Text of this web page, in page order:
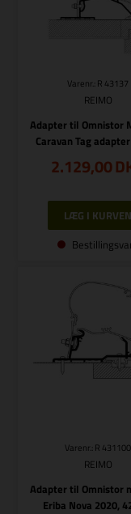
Varenr.: R 43137
REIMO
Adapter til Omnistor
Caravan Tag
2.129,00
Varenr.: R 431100
REIMO
Adapter til Omnistor
Eriba Nova 2020,